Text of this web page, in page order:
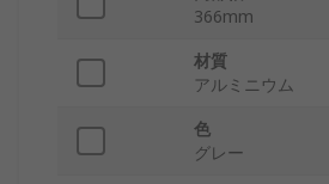
366mm
材質
アルミニウム
色
グレー